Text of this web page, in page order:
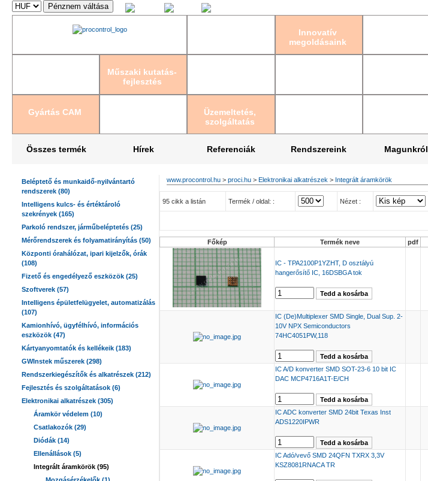
Innovatív
megoldásaink
Műszaki kutatás-
fejlesztés
Gyártás CAM
Üzemeltetés,
szolgáltatás
Összes termék Hírek Referenciák Rendszereink Magunkról
Beléptető és munkaidő-nyilvántartó
rendszerek (80)
Intelligens kulcs- és értéktároló
szekrények (165)
Parkoló rendszer, járműbeléptetés (25)
Mérőrendszerek és folyamatirányítás (50)
Központi órahálózat, ipari kijelzők, órák
(108)
Fizető és engedélyező eszközök (25)
Szoftverek (57)
Intelligens épületfelügyelet, automatizálás
(107)
Kamionhívó, ügyfélhívó, információs
eszközök (47)
Kártyanyomtatók és kellékeik (183)
GWInstek műszerek (298)
Rendszerkiegészítők és alkatrészek (212)
Fejlesztés és szolgáltatások (6)
Elektronikai alkatrészek (305)
Áramkör védelem (10)
Csatlakozók (29)
Diódák (14)
Ellenállások (5)
Integrált áramkörök (95)
www.procontrol.hu > proci.hu > Elektronikai alkatrészek > Integrált áramkörök
95 cikk a listán Termék / oldal: : Nézet :
Főkép Termék neve pdf
IC - TPA2100P1YZHT, D osztályú
hangerősítő IC, 16DSBGA tok
IC (De)Multiplexer SMD Single, Dual Sup. 2-
10V NPX Semiconductors
74HC4051PW,118
IC A/D konverter SMD SOT-23-6 10 bit IC
DAC MCP4716A1T-E/CH
IC ADC konverter SMD 24bit Texas Inst
ADS1220IPWR
IC Adó/vevő SMD 24QFN TXRX 3,3V
KSZ8081RNACA TR